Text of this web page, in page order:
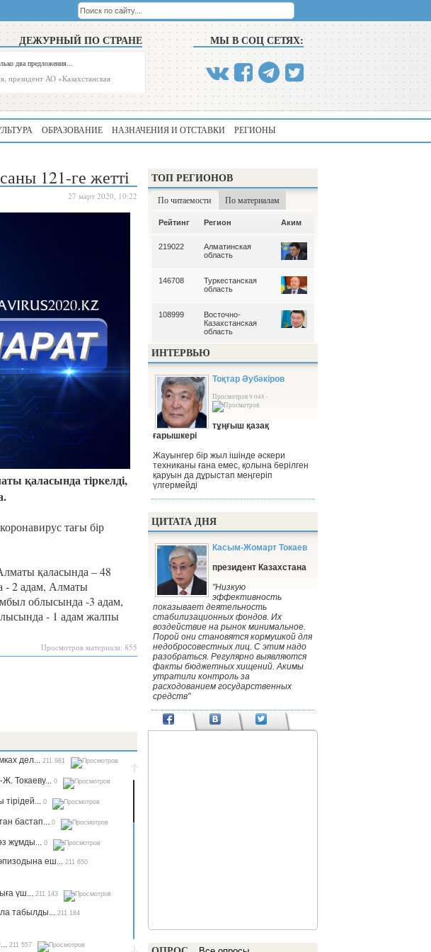
ДЕЖУРНЫЙ ПО СТРАНЕ
два предложения...
президент АО «Казахстанская
МЫ В СОЦ СЕТЯХ:
ОБРАЗОВАНИЕ НАЗНАЧЕНИЯ И ОТСТАВКИ РЕГИОНЫ
121-ге жетті
27 март 2020, 10:22
қаласында тiркелді,
тағы бір
қаласында – 48
- 2 адам, Алматы
облысында -3 адам,
- 1 адам жалпы
Просмотров материала: 855
дел... 211 981
Токаеву... 0
0
бастап... 0
жұмды... 0
еш... 211 650
үш... 211 143
табылды... 211 184
211 557
ТОП РЕГИОНОВ
По читаемости По материалам
Казахстанская
область
Рейтинг Регион Аким
219022
Алматинская
область
146708
Туркестанская
область
108999
Восточно-
Казахстанская
область
ИНТЕРВЬЮ
Тоқтар Әубәкіров
Просмотров 9 048 -
тұңғыш қазақ
ғарышкері
Жауынгер бір жыл ішінде әскери
техниканы ғана емес, қолына берілген
қаруын да дұрыстап меңгеріп
үлгермейді
ЦИТАТА ДНЯ
Касым-Жомарт Токаев
президент Казахстана
"Низкую
эффективность
показывает деятельность
стабилизационных фондов. Их
воздействие на рынок минимальное.
Порой они становятся кормушкой для
недобросовестных лиц. С этим надо
разобраться. Регулярно выявляются
факты бюджетных хищений. Акимы
утратили контроль за
расходованием государственных
средств"